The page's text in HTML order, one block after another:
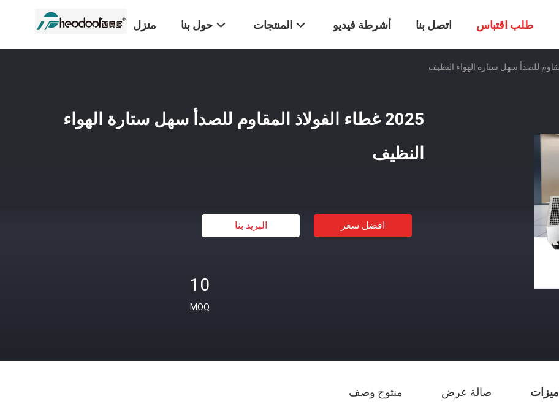
منزل حول بنا المنتجات أشرطة فيديو اتصل بنا طلب اقتباس
2025 غطاء الفولاذ المقاوم للصدأ سهل ستارة الهواء
النظيف
افضل سعر البريد بنا
10
MOQ
ميزات صالة عرض منتوج وصف